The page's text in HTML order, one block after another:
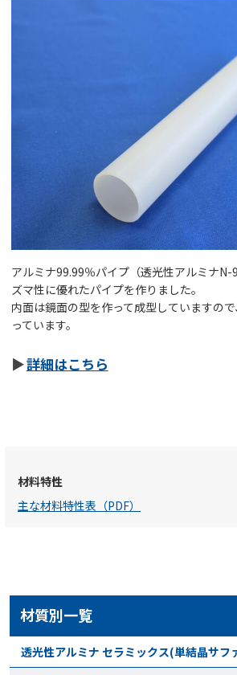
アルミナ99.99％パイプ（透光性アルミナN-
ズマ性に優れたパイプを作りました。
内面は鏡面の型を作って成型していますの
っています。
詳細はこちら
材料特性
主な材料特性表（PDF）
材質別一覧
透光性アルミナ セラミックス(単結晶サフ